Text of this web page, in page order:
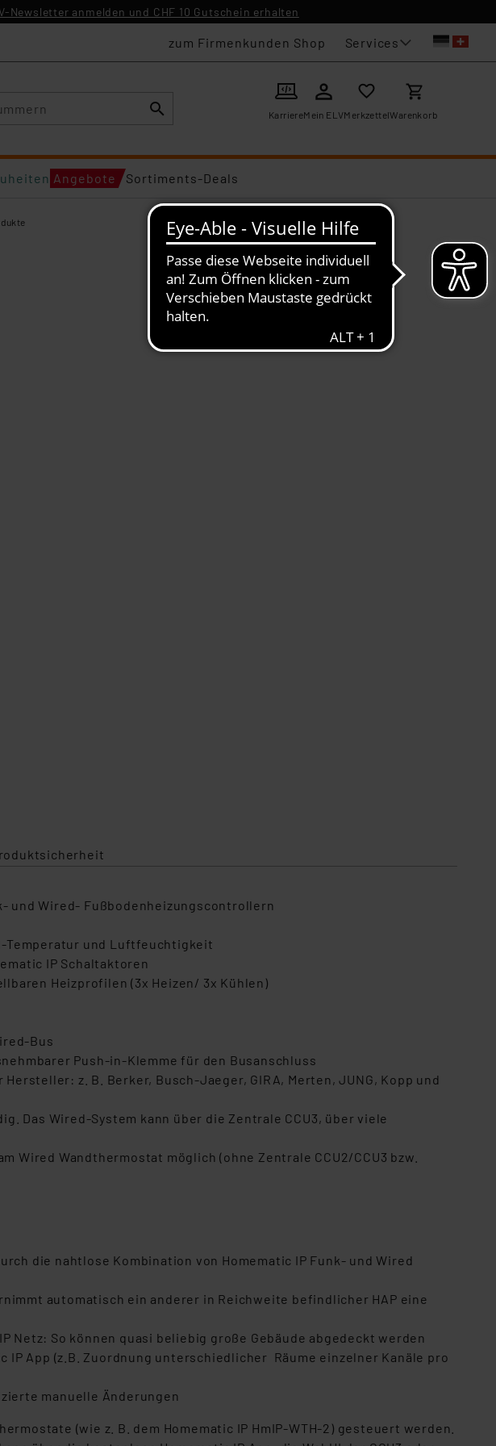
Newsletter anmelden und CHF 10 Gutschein erhalten
zum Firmenkunden Shop Services
KarriereMein ELVMerkzettelWarenkorb
Angebote Sortiments-Deals
und Wired- Fußbodenheizungscontrollern
Temperatur und Luftfeuchtigkeit
IP Schaltaktoren
Heizprofilen (3x Heizen/ 3x Kühlen)
Bus
Push-in-Klemme für den Busanschluss
z. B. Berker, Busch-Jaeger, GIRA, Merten, JUNG, Kopp und
Das Wired-System kann über die Zentrale CCU3, über viele
Wandthermostat möglich (ohne Zentrale CCU2/CCU3 bzw.
die nahtlose Kombination von Homematic IP Funk- und Wired
automatisch ein anderer in Reichweite befindlicher HAP eine
Netz: So können quasi beliebig große Gebäude abgedeckt werden
App (z.B. Zuordnung unterschiedlicher Räume einzelner Kanäle pro
manuelle Änderungen
(wie z. B. dem Homematic IP HmIP-WTH-2) gesteuert werden.